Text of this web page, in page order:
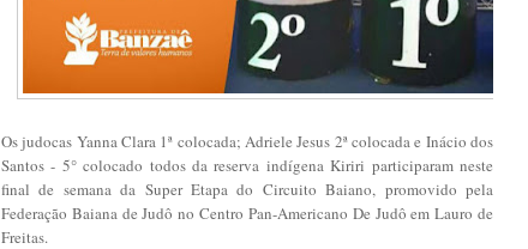
Os judocas Yanna Clara 1ª colocada; Adriele Jesus 2ª colocada e Inácio dos
Santos - 5° colocado todos da reserva indígena Kiriri participaram neste
final de semana da Super Etapa do Circuito Baiano, promovido pela
Federação Baiana de Judô no Centro Pan-Americano De Judô em Lauro de
Freitas.